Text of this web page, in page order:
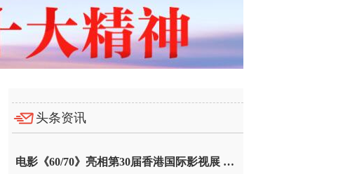
头条资讯
电影《60/70》亮相第30届香港国际影视展 冲刺戛纳备